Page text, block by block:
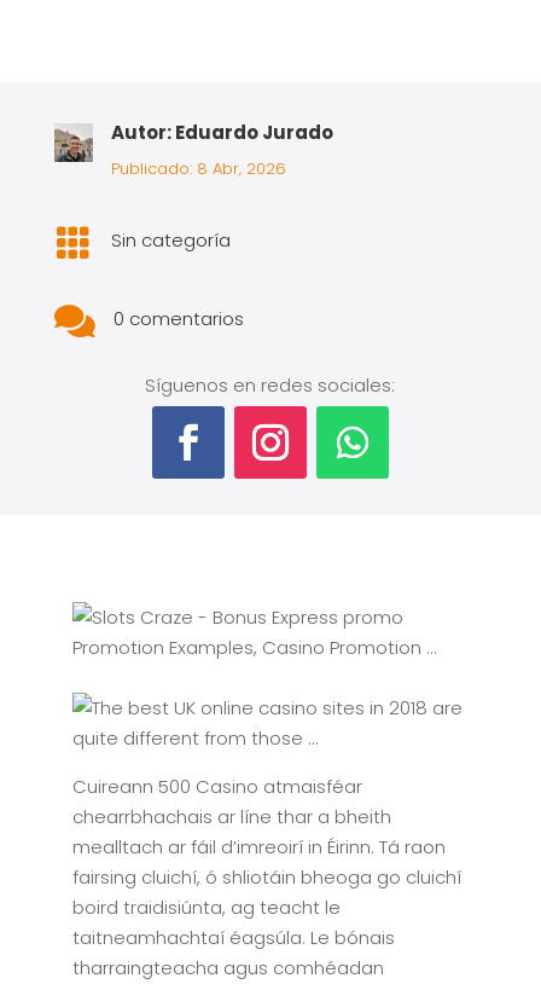
Autor: Eduardo Jurado
Publicado: 8 Abr, 2026
 Sin categoría
 0 comentarios
Síguenos en redes sociales:
Cuireann 500 Casino atmaisféar
chearrbhachais ar líne thar a bheith
mealltach ar fáil d’imreoirí in Éirinn. Tá raon
fairsing cluichí, ó shliotáin bheoga go cluichí
boird traidisiúnta, ag teacht le
taitneamhachtaí éagsúla. Le bónais
tharraingteacha agus comhéadan